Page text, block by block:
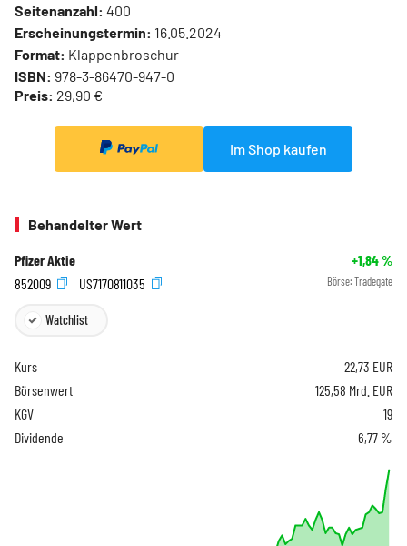
Seitenanzahl: 400
Erscheinungstermin: 16.05.2024
Format: Klappenbroschur
ISBN: 978-3-86470-947-0
Preis: 29,90 €
Im Shop kaufen
Behandelter Wert
Pfizer Aktie +1,84%
852009
US7170811035 Börse: Tradegate
Watchlist
Kurs 22,73 EUR
Börsenwert
125,58 Mrd. EUR
KGV
19
Dividende
6,77 %